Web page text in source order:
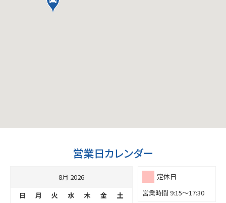
営業日カレンダー
定休日
営業時間 9:15～17:30
8月 2026
日
月 火 水 木 金
土